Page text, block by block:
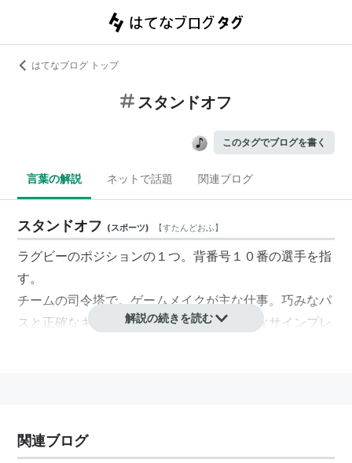
はてなブログ トップ
スタンドオフ
このタグでブログを書く
言葉の解説 ネットで話題 関連ブログ
スタンドオフ (スポーツ) 【すたんどおふ】
ラグビーのポジションの１つ。背番号１０番の選手を指
す。
チームの司令塔で。ゲームメイクが主な仕事。巧みなパ
スと正確なキックが要求される。さまざまなサインプレ
世界的なスタンドオフとしてはジョニー・ウィルキンソ
ン（イングランド代表）、フレデリック・ミシャラク
解説の続きを読む
関連ブログ